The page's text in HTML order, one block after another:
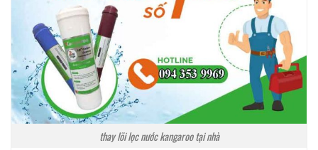
thay lõi lọc nước kangaroo tại nhà